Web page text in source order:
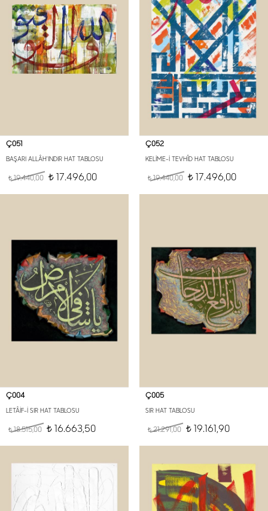
Ç051
BAŞARI ALLÂH'INDIR HAT TABLOSU
t19.440,00 t 17.496,00
Ç052
KELİME-İ TEVHÎD HAT TABLOSU
t19.440,00 t17.496,00
Ç004
LETÂİF-İ SIR HAT TABLOSU
t18.515,00 t 16.663,50
Ç005
SIR HAT TABLOSU
t21.291,00 t19.161,90